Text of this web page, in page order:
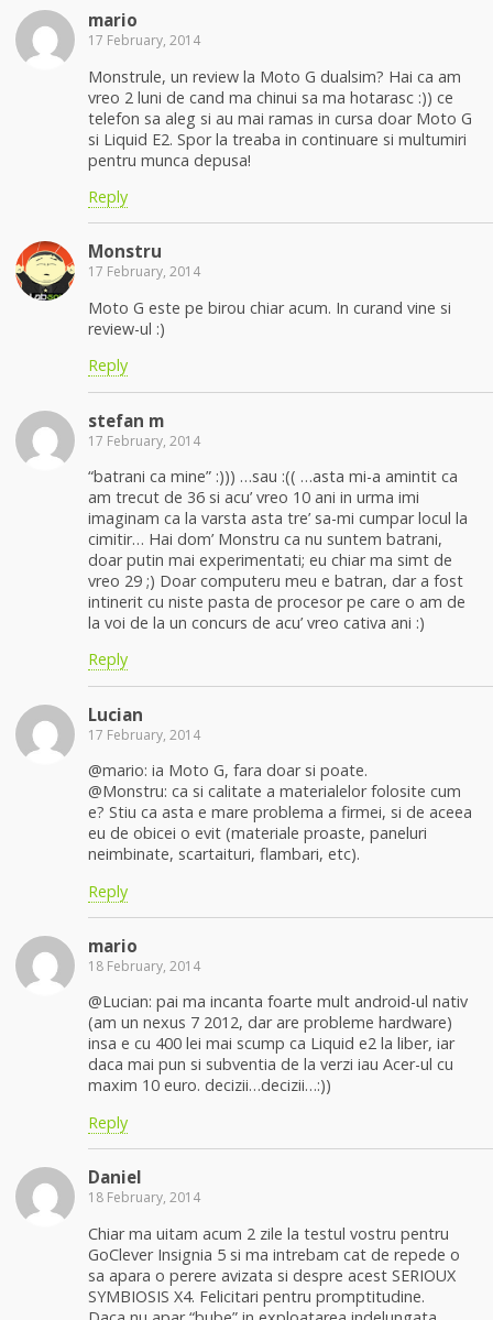
mario
17 February, 2014
Monstrule, un review la Moto G dualsim? Hai ca am
vreo 2 luni de cand ma chinui sa ma hotarasc :)) ce
telefon sa aleg si au mai ramas in cursa doar Moto G
si Liquid E2. Spor la treaba in continuare si multumiri
pentru munca depusa!
Reply
Monstru
17 February, 2014
Moto G este pe birou chiar acum. In curand vine si
review-ul :)
Reply
stefan m
17 February, 2014
“batrani ca mine” :))) …sau :(( …asta mi-a amintit ca
am trecut de 36 si acu’ vreo 10 ani in urma imi
imaginam ca la varsta asta tre’ sa-mi cumpar locul la
cimitir… Hai dom’ Monstru ca nu suntem batrani,
doar putin mai experimentati; eu chiar ma simt de
vreo 29 ;) Doar computeru meu e batran, dar a fost
intinerit cu niste pasta de procesor pe care o am de
la voi de la un concurs de acu’ vreo cativa ani :)
Reply
Lucian
17 February, 2014
@mario: ia Moto G, fara doar si poate.
@Monstru: ca si calitate a materialelor folosite cum
e? Stiu ca asta e mare problema a firmei, si de aceea
eu de obicei o evit (materiale proaste, paneluri
neimbinate, scartaituri, flambari, etc).
Reply
mario
18 February, 2014
@Lucian: pai ma incanta foarte mult android-ul nativ
(am un nexus 7 2012, dar are probleme hardware)
insa e cu 400 lei mai scump ca Liquid e2 la liber, iar
daca mai pun si subventia de la verzi iau Acer-ul cu
maxim 10 euro. decizii…decizii…:))
Reply
Daniel
18 February, 2014
Chiar ma uitam acum 2 zile la testul vostru pentru
GoClever Insignia 5 si ma intrebam cat de repede o
sa apara o perere avizata si despre acest SERIOUX
SYMBIOSIS X4. Felicitari pentru promptitudine.